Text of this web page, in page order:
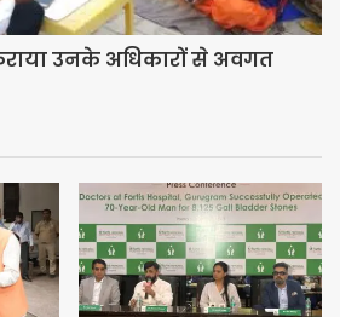
उनके अधिकारों से अवगत